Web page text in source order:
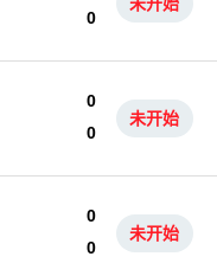
0
0
0
未开始
0
0
未开始